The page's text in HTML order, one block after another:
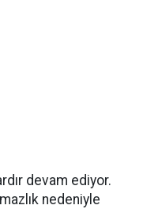
devam ediyor.
nedeniyle